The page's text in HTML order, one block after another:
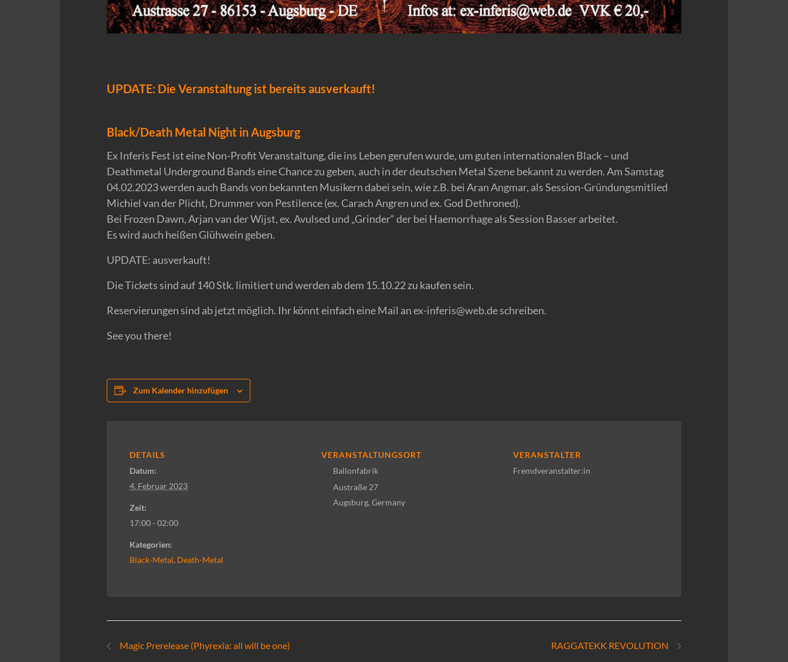
UPDATE: Die Veranstaltung ist bereits ausverkauft!
Black/Death Metal Night in Augsburg
Ex Inferis Fest ist eine Non-Profit Veranstaltung, die ins Leben gerufen wurde, um guten internationalen Black – und
Deathmetal Underground Bands eine Chance zu geben, auch in der deutschen Metal Szene bekannt zu werden. Am Samstag
04.02.2023 werden auch Bands von bekannten Musikern dabei sein, wie z.B. bei Aran Angmar, als Session-Gründungsmitlied
Michiel van der Plicht, Drummer von Pestilence (ex. Carach Angren und ex. God Dethroned).
Bei Frozen Dawn, Arjan van der Wijst, ex. Avulsed und „Grinder“ der bei Haemorrhage als Session Basser arbeitet.
Es wird auch heißen Glühwein geben.
UPDATE: ausverkauft!
Die Tickets sind auf 140 Stk. limitiert und werden ab dem 15.10.22 zu kaufen sein.
Reservierungen sind ab jetzt möglich. Ihr könnt einfach eine Mail an ex-inferis@web.de schreiben.
See you there!
Zum Kalender hinzufügen
DETAILS
Datum:
4. Februar 2023
Zeit:
17:00 - 02:00
Kategorien:
Black-Metal, Death-Metal
VERANSTALTUNGSORT
Ballonfabrik
Austraße 27
Augsburg, Germany
VERANSTALTER
Fremdveranstalter:in
Magic Prerelease (Phyrexia: all will be one) RAGGATEKK REVOLUTION